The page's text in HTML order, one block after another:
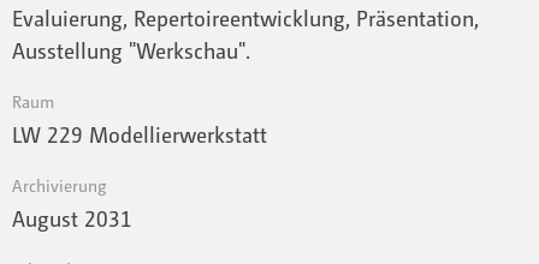
Evaluierung, Repertoireentwicklung, Präsentation,
Ausstellung "Werkschau".
Raum
LW 229 Modellierwerkstatt
Archivierung
August 2031